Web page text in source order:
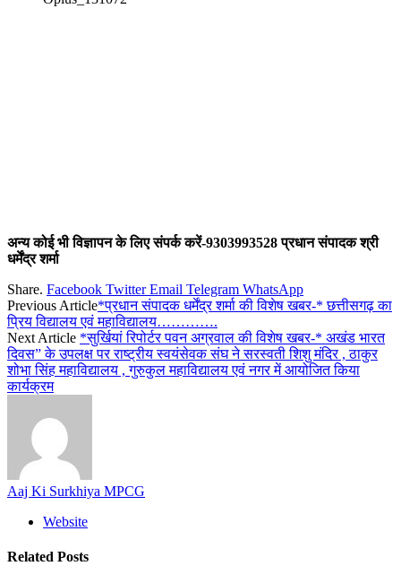
अन्य कोई भी विज्ञापन के लिए संपर्क करें-9303993528 प्रधान संपादक श्री
धर्मेंद्र शर्मा
Share. Facebook Twitter Email Telegram WhatsApp
Previous Article*प्रधान संपादक धर्मेंद्र शर्मा की विशेष खबर-* छत्तीसगढ़ का
प्रिय विद्यालय एवं महाविद्यालय………….
Next Article *सुर्खियां रिपोर्टर पवन अग्रवाल की विशेष खबर-* अखंड भारत
दिवस” के उपलक्ष पर राष्ट्रीय स्वयंसेवक संघ ने सरस्वती शिशु मंदिर , ठाकुर
शोभा सिंह महाविद्यालय , गुरुकुल महाविद्यालय एवं नगर में आयोजित किया
कार्यक्रम
Aaj Ki Surkhiya MPCG
Website
Related Posts